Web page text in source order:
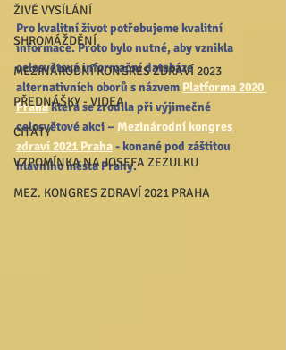
ŽIVÉ VYSÍLÁNÍ
SHROMÁŽDĚNÍ
MEZINÁRODNÍ KONGRES ZDRAVÍ 2023
PŘEDNÁŠKY - VIDEA
CITÁTY
VZPOMÍNKA NA JOSEFA ZEZULKU
MEZ. KONGRES ZDRAVÍ 2021 PRAHA
Pro kvalitní život potřebujeme kvalitní
informace. Proto bylo nutné, aby vznikla
celosvětová informační databáze
alternativních oborů s názvem Platforma 2020
Praha která se zrodila při výjimečné
celosvětové akci – Mezinárodní kongres
zdraví 2021 Praha - konané pod záštitou
hlavního města Prahy.